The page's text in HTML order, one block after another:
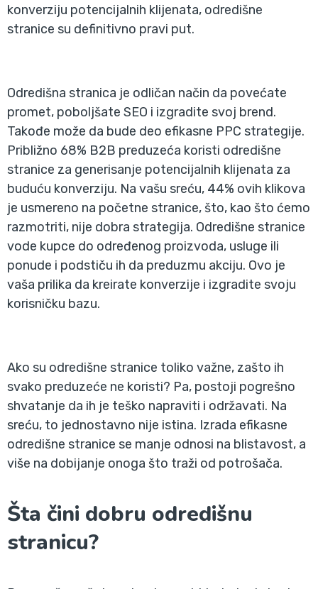
konverziju potencijalnih klijenata, odredišne
stranice su definitivno pravi put.
Odredišna stranica je odličan način da povećate
promet, poboljšate SEO i izgradite svoj brend.
Takođe može da bude deo efikasne PPC strategije.
Približno 68% B2B preduzeća koristi odredišne
stranice za generisanje potencijalnih klijenata za
buduću konverziju. Na vašu sreću, 44% ovih klikova
je usmereno na početne stranice, što, kao što ćemo
razmotriti, nije dobra strategija. Odredišne stranice
vode kupce do određenog proizvoda, usluge ili
ponude i podstiču ih da preduzmu akciju. Ovo je
vaša prilika da kreirate konverzije i izgradite svoju
korisničku bazu.
Ako su odredišne stranice toliko važne, zašto ih
svako preduzeće ne koristi? Pa, postoji pogrešno
shvatanje da ih je teško napraviti i održavati. Na
sreću, to jednostavno nije istina. Izrada efikasne
odredišne stranice se manje odnosi na blistavost, a
više na dobijanje onoga što traži od potrošača.
Šta čini dobru odredišnu
stranicu?